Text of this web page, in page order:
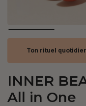
Ton rituel
INNER
All in One